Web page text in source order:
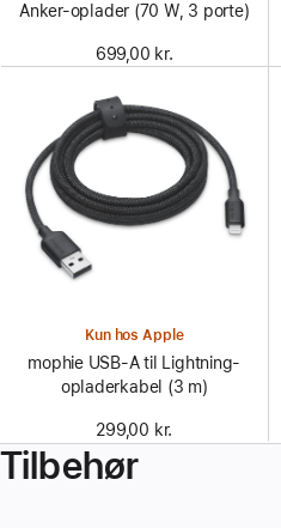
Anker-oplader (70 W, 3 porte)
699,00 kr.
Kun hos Apple
mophie USB-A til Lightning-
opladerkabel (3 m)
299,00 kr.
Tilbehør